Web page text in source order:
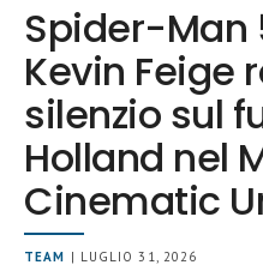
Spider-Man
Kevin Feige
silenzio sul
Holland nel
Cinematic
TEAM | LUGLIO 31, 2026